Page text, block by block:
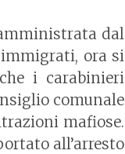
dal
immigrati, ora si
i carabinieri
comunale
mafiose.
all’arresto